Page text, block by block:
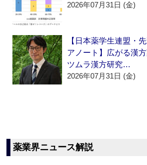
2026年07月31日 (金)
【日本薬学生連盟・
アノート】広がる漢
ツムラ漢方研究…
2026年07月31日 (金)
薬業界ニュース解説